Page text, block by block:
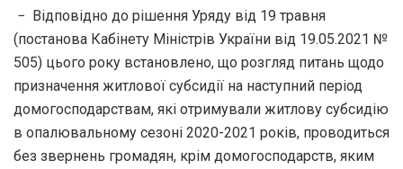
− Відповідно до рішення Уряду від 19 травня
(постанова Кабінету Міністрів України від 19.05.2021 №
505) цього року встановлено, що розгляд питань щодо
призначення житлової субсидії на наступний період
домогосподарствам, які отримували житлову субсидію
в опалювальному сезоні 2020-2021 років, проводиться
без звернень громадян, крім домогосподарств, яким